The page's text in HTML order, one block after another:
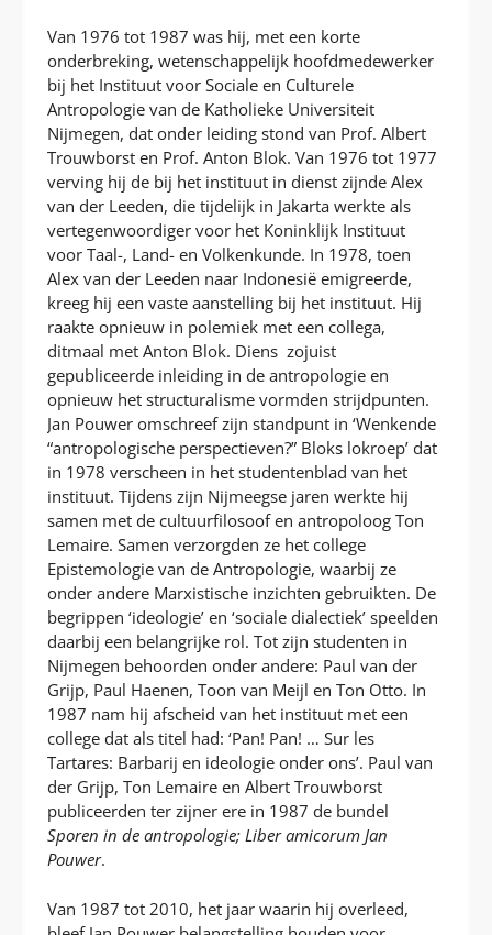
Van 1976 tot 1987 was hij, met een korte
onderbreking, wetenschappelijk hoofdmedewerker
bij het Instituut voor Sociale en Culturele
Antropologie van de Katholieke Universiteit
Nijmegen, dat onder leiding stond van Prof. Albert
Trouwborst en Prof. Anton Blok. Van 1976 tot 1977
verving hij de bij het instituut in dienst zijnde Alex
van der Leeden, die tijdelijk in Jakarta werkte als
vertegenwoordiger voor het Koninklijk Instituut
voor Taal-, Land- en Volkenkunde. In 1978, toen
Alex van der Leeden naar Indonesië emigreerde,
kreeg hij een vaste aanstelling bij het instituut. Hij
raakte opnieuw in polemiek met een collega,
ditmaal met Anton Blok. Diens zojuist
gepubliceerde inleiding in de antropologie en
opnieuw het structuralisme vormden strijdpunten.
Jan Pouwer omschreef zijn standpunt in ‘Wenkende
“antropologische perspectieven?” Bloks lokroep’ dat
in 1978 verscheen in het studentenblad van het
instituut. Tijdens zijn Nijmeegse jaren werkte hij
samen met de cultuurfilosoof en antropoloog Ton
Lemaire. Samen verzorgden ze het college
Epistemologie van de Antropologie, waarbij ze
onder andere Marxistische inzichten gebruikten. De
begrippen ‘ideologie’ en ‘sociale dialectiek’ speelden
daarbij een belangrijke rol. Tot zijn studenten in
Nijmegen behoorden onder andere: Paul van der
Grijp, Paul Haenen, Toon van Meijl en Ton Otto. In
1987 nam hij afscheid van het instituut met een
college dat als titel had: ‘Pan! Pan! … Sur les
Tartares: Barbarij en ideologie onder ons’. Paul van
der Grijp, Ton Lemaire en Albert Trouwborst
publiceerden ter zijner ere in 1987 de bundel
Sporen in de antropologie; Liber amicorum Jan
Pouwer.
Van 1987 tot 2010, het jaar waarin hij overleed,